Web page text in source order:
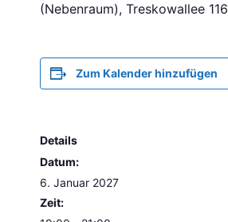
(Nebenraum), Treskowallee 116
Zum Kalender hinzufügen
Details
Datum:
6. Januar 2027
Zeit: